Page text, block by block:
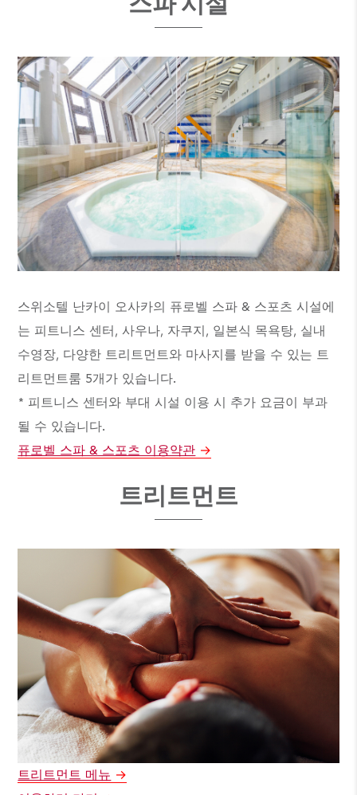
스위소텔 난카이 오사카의 퓨로벨 스파 & 스포츠 시설에
는 피트니스 센터, 사우나, 자쿠지, 일본식 목욕탕, 실내
수영장, 다양한 트리트먼트와 마사지를 받을 수 있는 트
리트먼트룸 5개가 있습니다.
* 피트니스 센터와 부대 시설 이용 시 추가 요금이 부과
될 수 있습니다.
퓨로벨 스파 & 스포츠 이용약관
트리트먼트
트리트먼트 메뉴